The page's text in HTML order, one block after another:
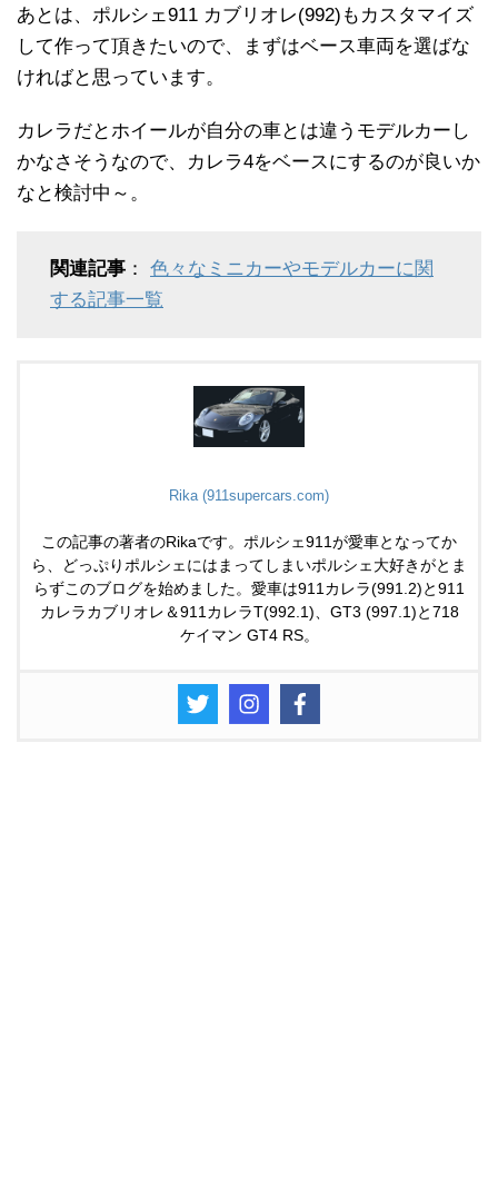
あとは、ポルシェ911 カブリオレ(992)もカスタマイズ
して作って頂きたいので、まずはベース車両を選ばな
ければと思っています。
カレラだとホイールが自分の車とは違うモデルカーし
かなさそうなので、カレラ4をベースにするのが良いか
なと検討中～。
関連記事 ： 色々なミニカーやモデルカーに関
する記事一覧
Rika (911supercars.com)
この記事の著者のRikaです。ポルシェ911が愛車となってか
ら、どっぷりポルシェにはまってしまいポルシェ大好きがとま
らずこのブログを始めました。愛車は911カレラ(991.2)と911
カレラカブリオレ＆911カレラT(992.1)、GT3 (997.1)と718
ケイマン GT4 RS。